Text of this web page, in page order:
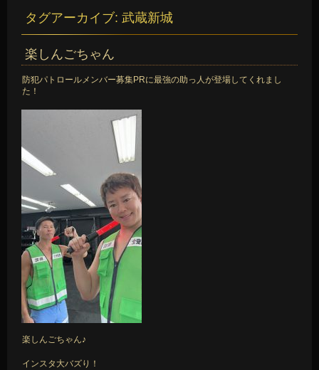
タグアーカイブ: 武蔵新城
楽しんごちゃん
防犯パトロールメンバー募集PRに最強の助っ人が登場してくれまし
た！
楽しんごちゃん♪
インスタ大バズり！